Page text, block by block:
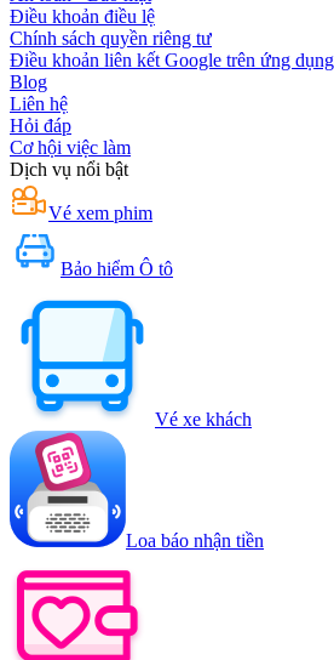
Điều khoản điều lệ
Chính sách quyền riêng tư
Điều khoản liên kết Google trên ứng
Blog
Liên hệ
Hỏi đáp
Cơ hội việc làm
Dịch vụ nổi bật
Vé xem phim
Bảo hiểm Ô tô
Vé xe khách
Loa báo nhận tiền